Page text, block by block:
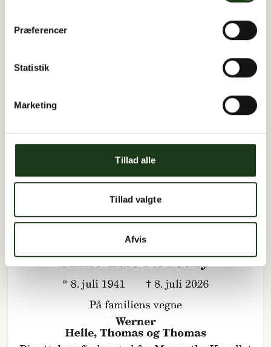
Præferencer
Statistik
Marketing
Tillad alle
Tillad valgte
Afvis
John Brandt Nilausen
5. september 1959
8. juli 2026 i Holbæk